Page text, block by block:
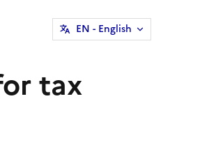
EN - English
tax